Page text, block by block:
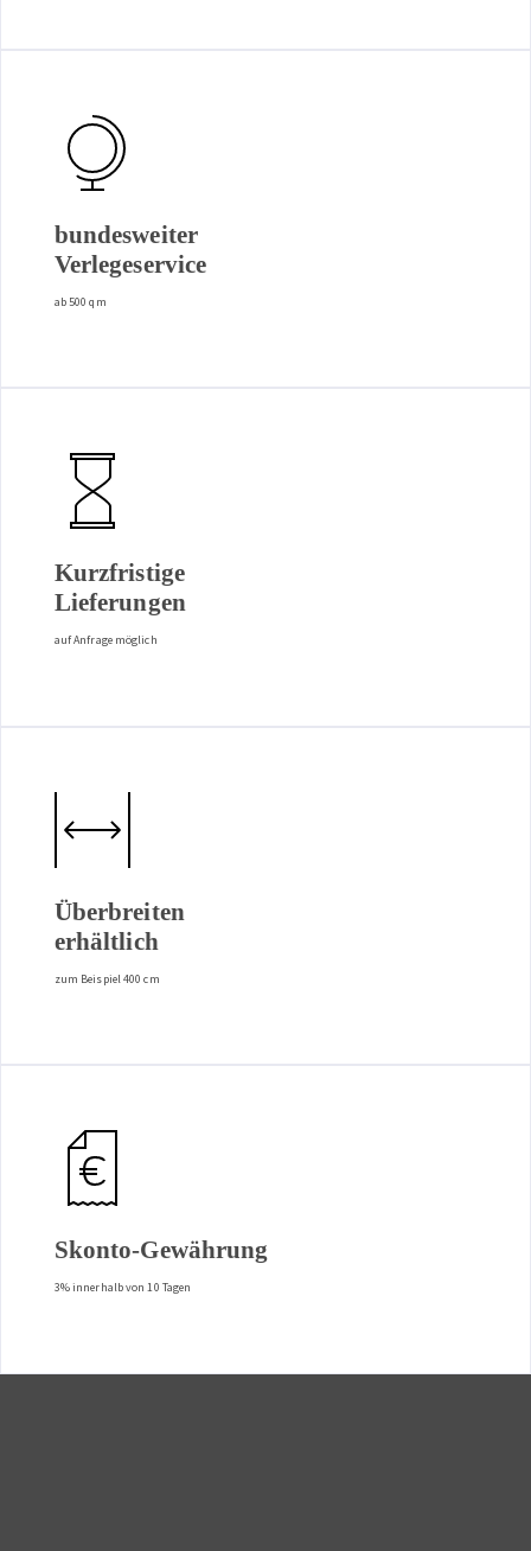
bundesweiter
Verlegeservice
ab 500 qm
Kurzfristige
Lieferungen
auf Anfrage möglich
Überbreiten
erhältlich
zum Beispiel 400 cm
Skonto-Gewährung
3% innerhalb von 10 Tagen